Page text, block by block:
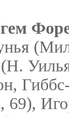
69),